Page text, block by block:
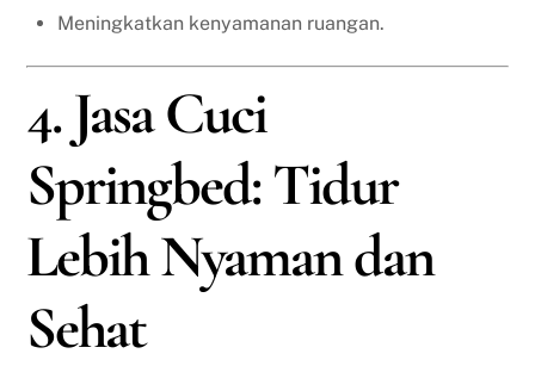
Meningkatkan kenyamanan ruangan.
4. Jasa Cuci
Springbed: Tidur
Lebih Nyaman dan
Sehat